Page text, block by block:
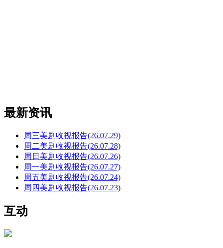
最新资讯
周三美剧收视报告(26.07.29)
周二美剧收视报告(26.07.28)
周日美剧收视报告(26.07.26)
周一美剧收视报告(26.07.27)
周五美剧收视报告(26.07.24)
周四美剧收视报告(26.07.23)
互动